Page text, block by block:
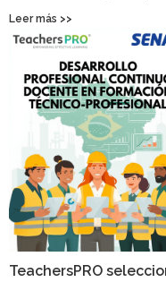
Leer más >>
TeachersPRO